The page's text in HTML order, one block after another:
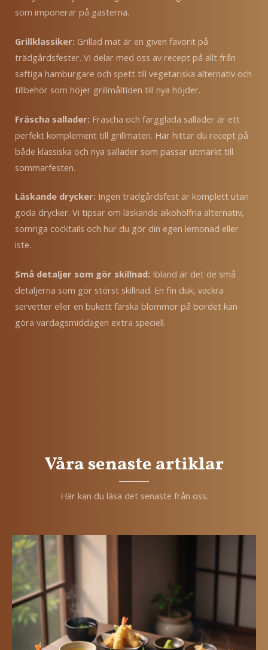
som imponerar på gästerna.
Grillklassiker: Grillad mat är en given favorit på
trädgårdsfester. Vi delar med oss av recept på allt från
saftiga hamburgare och spett till vegetariska alternativ och
tillbehör som höjer grillmåltiden till nya höjder.
Fräscha sallader: Fräscha och färgglada sallader är ett
perfekt komplement till grillmaten. Här hittar du recept på
både klassiska och nya sallader som passar utmärkt till
sommarfesten.
Läskande drycker: Ingen trädgårdsfest är komplett utan
goda drycker. Vi tipsar om läskande alkoholfria alternativ,
somriga cocktails och hur du gör din egen lemonad eller
iste.
Små detaljer som gör skillnad: Ibland är det de små
detaljerna som gör störst skillnad. En fin duk, vackra
servetter eller en bukett färska blommor på bordet kan
göra vardagsmiddagen extra speciell.
Våra senaste artiklar
Här kan du läsa det senaste från oss.